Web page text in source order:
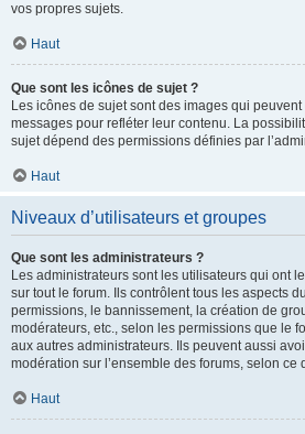
vos propres sujets.
Haut
Que sont les icônes de sujet ?
Les icônes de sujet sont des images qui
messages pour refléter leur contenu. La
sujet dépend des permissions définies par
Haut
Niveaux d’utilisateurs et groupes
Que sont les administrateurs ?
Les administrateurs sont les utilisateurs qui ont
sur tout le forum. Ils contrôlent tous les aspects
permissions, le bannissement, la création de
modérateurs, etc., selon les permissions que le
aux autres administrateurs. Ils peuvent aussi
modération sur l’ensemble des forums, selon ce
Haut